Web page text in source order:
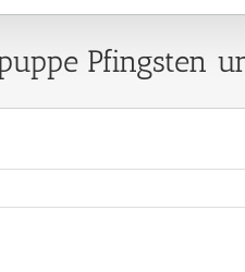
Pfingsten